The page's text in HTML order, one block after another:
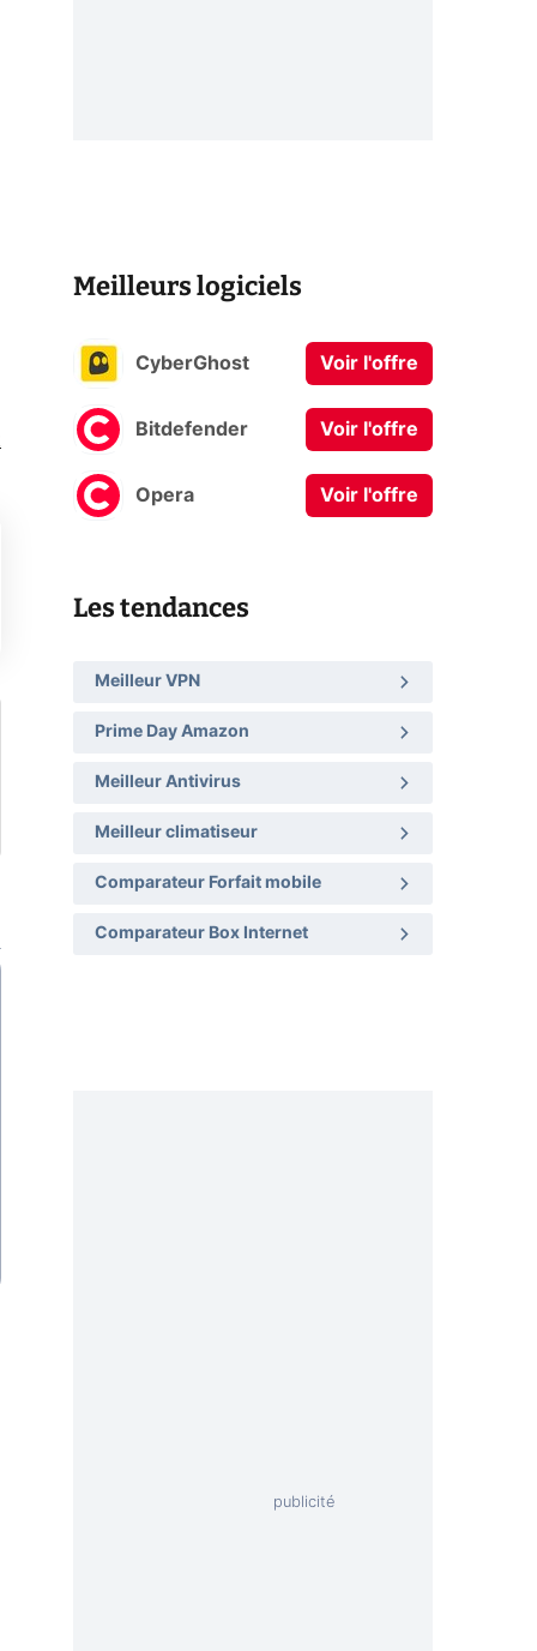
Meilleurs logiciels
CyberGhost Voir l'offre
Bitdefender Voir l'offre
Opera Voir l'offre
Les tendances
Meilleur VPN
Prime Day Amazon
Meilleur Antivirus
Meilleur climatiseur
Comparateur Forfait mobile
Comparateur Box Internet